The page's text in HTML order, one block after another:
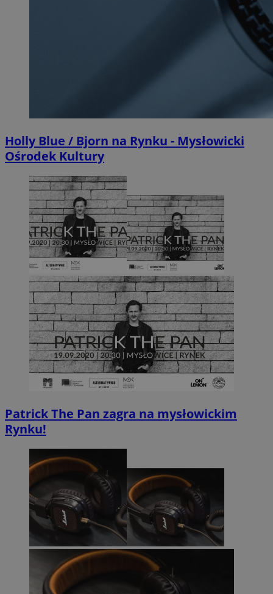
Holly Blue / Bjorn na Rynku - Mysłowicki
Ośrodek Kultury
Patrick The Pan zagra na mysłowickim
Rynku!